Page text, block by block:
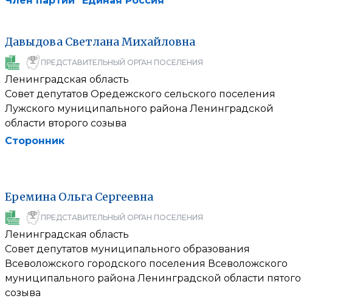
Давыдова СветланаМихайловна
ПРЕДСТАВИТЕЛЬНЫЙ ОРГАН ПОСЕЛЕНИЯ
Ленинградская область
Совет депутатов Оредежского сельского поселения
Лужского муниципального района Ленинградской
области второго созыва
Сторонник
Еремина Ольга Сергеевна
ПРЕДСТАВИТЕЛЬНЫЙ ОРГАН ПОСЕЛЕНИЯ
Ленинградская область
Совет депутатов муниципального образования
Всеволожского городского поселения Всеволожского
муниципального района Ленинградской области пятого
созыва